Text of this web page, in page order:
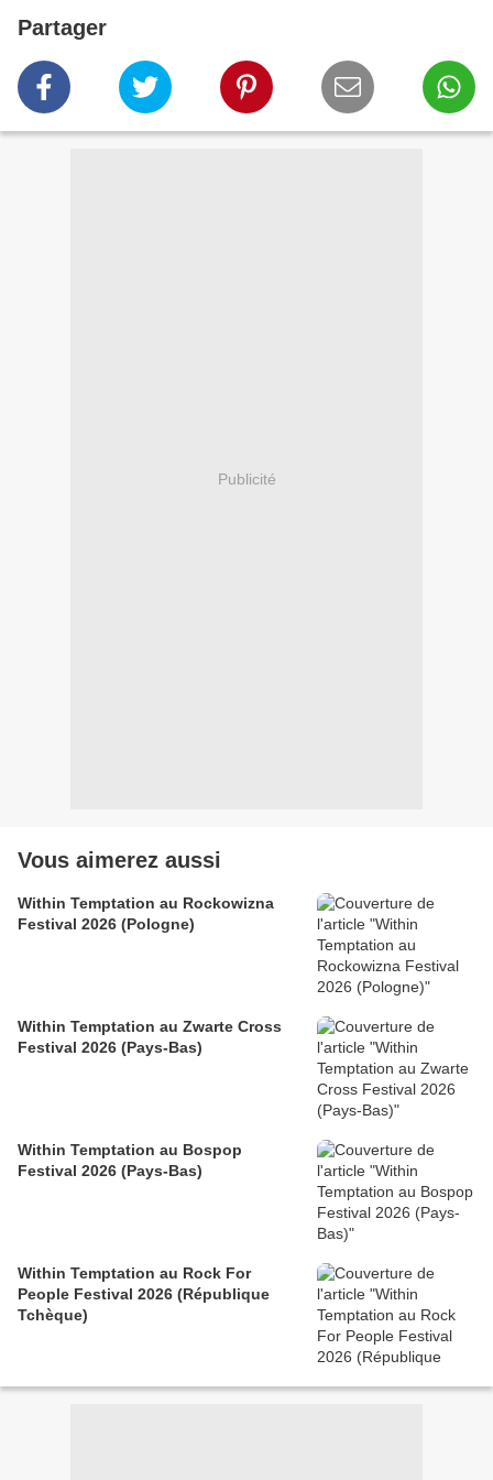
Partager
Publicité
Vous aimerez aussi
Within Temptation au Rockowizna
Festival 2026 (Pologne)
Within Temptation au Zwarte Cross
Festival 2026 (Pays-Bas)
Within Temptation au Bospop
Festival 2026 (Pays-Bas)
Within Temptation au Rock For
People Festival 2026 (République
Tchèque)